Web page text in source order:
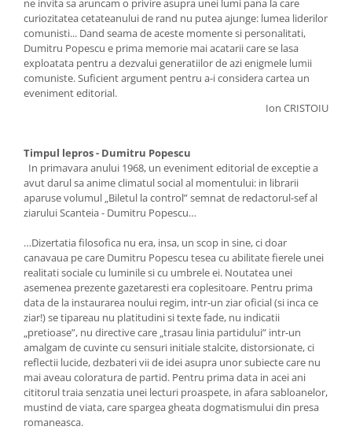
curiozitatea cetateanului de rand nu putea ajunge: lumea liderilor
comunisti... Dand seama de aceste momente si personalitati,
Dumitru Popescu e prima memorie mai acatarii care se lasa
exploatata pentru a dezvalui generatiilor de azi enigmele lumii
comuniste. Suficient argument pentru a-i considera cartea un
eveniment editorial.
Ion CRISTOIU
Timpul lepros - Dumitru Popescu
In primavara anului 1968, un eveniment editorial de exceptie a
avut darul sa anime climatul social al momentului: in librarii
aparuse volumul „Biletul la control” semnat de redactorul-sef al
ziarului Scanteia - Dumitru Popescu…
…Dizertatia filosofica nu era, insa, un scop in sine, ci doar
canavaua pe care Dumitru Popescu tesea cu abilitate fierele unei
realitati sociale cu luminile si cu umbrele ei. Noutatea unei
asemenea prezente gazetaresti era coplesitoare. Pentru prima
data de la instaurarea noului regim, intr-un ziar oficial (si inca ce
ziar!) se tipareau nu platitudini si texte fade, nu indicatii
„pretioase”, nu directive care „trasau linia partidului” intr-un
amalgam de cuvinte cu sensuri initiale stalcite, distorsionate, ci
reflectii lucide, dezbateri vii de idei asupra unor subiecte care nu
mai aveau coloratura de partid. Pentru prima data in acei ani
cititorul traia senzatia unei lecturi proaspete, in afara sabloanelor,
mustind de viata, care spargea gheata dogmatismului din presa
romaneasca.